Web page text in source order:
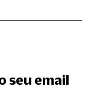
seu email